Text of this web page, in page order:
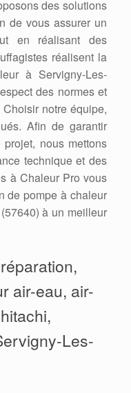
des solutions
de vous assurer un
en réalisant des
réalisent la
à Servigny-Les-
des normes et
notre équipe,
Afin de garantir
nous mettons
technique et des
à Chaleur Pro vous
de pompe à chaleur
à un meilleur
air-eau, air-
Les-